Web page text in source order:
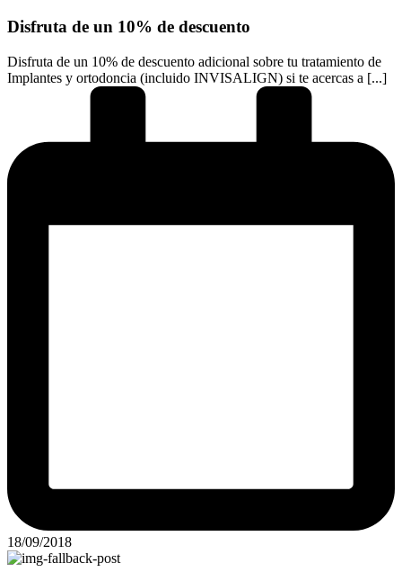
Disfruta de un 10% de descuento
Disfruta de un 10% de descuento adicional sobre tu tratamiento de
Implantes y ortodoncia (incluido INVISALIGN) si te acercas a [...]
18/09/2018